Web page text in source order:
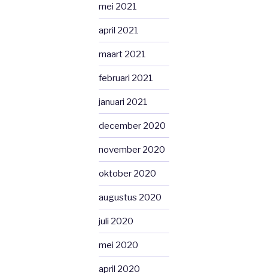
mei 2021
april 2021
maart 2021
februari 2021
januari 2021
december 2020
november 2020
oktober 2020
augustus 2020
juli 2020
mei 2020
april 2020